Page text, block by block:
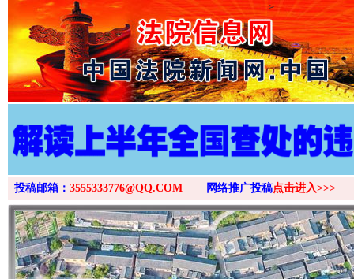
>
投稿邮箱： 3555333776@QQ.COM 网络推广投稿点击进入>>>